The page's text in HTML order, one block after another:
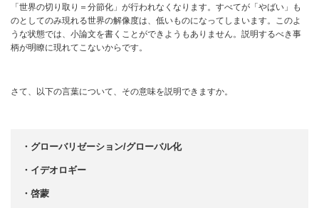
「世界の切り取り＝分節化」が行われなくなります。すべてが「やばい」も
のとしてのみ現れる世界の解像度は、低いものになってしまいます。このよ
うな状態では、小論文を書くことができようもありません。説明するべき事
柄が明瞭に現れてこないからです。
さて、以下の言葉について、その意味を説明できますか。
・グローバリゼーション/グローバル化
・イデオロギー
・啓蒙